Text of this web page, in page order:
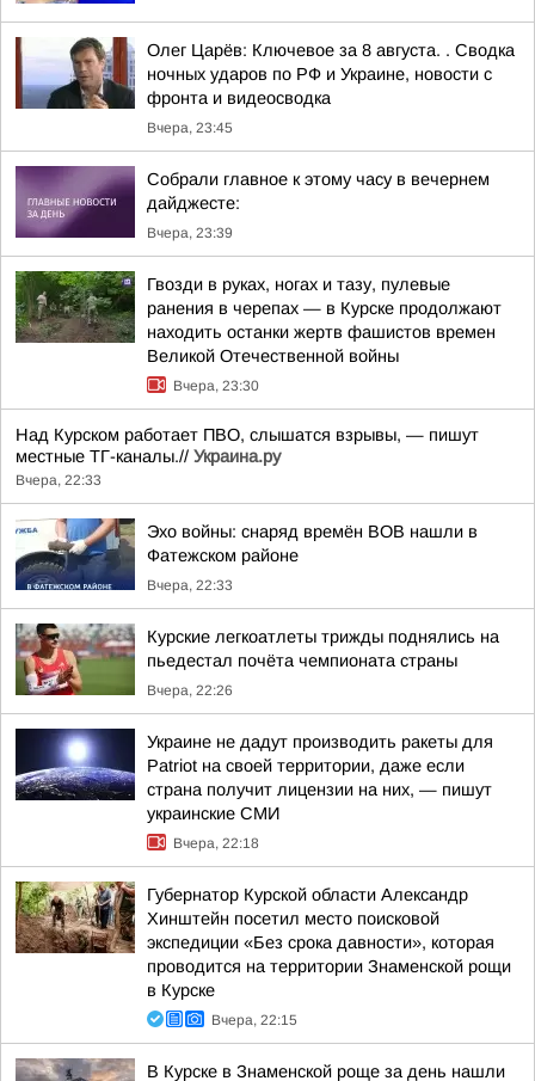
Олег Царёв: Ключевое за 8 августа. . Сводка
ночных ударов по РФ и Украине, новости с
фронта и видеосводка
Вчера, 23:45
Собрали главное к этому часу в вечернем
дайджесте:
Вчера, 23:39
Гвозди в руках, ногах и тазу, пулевые
ранения в черепах — в Курске продолжают
находить останки жертв фашистов времен
Великой Отечественной войны
Вчера, 23:30
Над Курском работает ПВО, слышатся взрывы, — пишут
местные ТГ-каналы.// Украина.ру
Вчера, 22:33
Эхо войны: снаряд времён ВОВ нашли в
Фатежском районе
Вчера, 22:33
Курские легкоатлеты трижды поднялись на
пьедестал почёта чемпионата страны
Вчера, 22:26
Украине не дадут производить ракеты для
Patriot на своей территории, даже если
страна получит лицензии на них, — пишут
украинские СМИ
Вчера, 22:18
Губернатор Курской области Александр
Хинштейн посетил место поисковой
экспедиции «Без срока давности», которая
проводится на территории Знаменской рощи
в Курске
Вчера, 22:15
В Курске в Знаменской роще за день нашли